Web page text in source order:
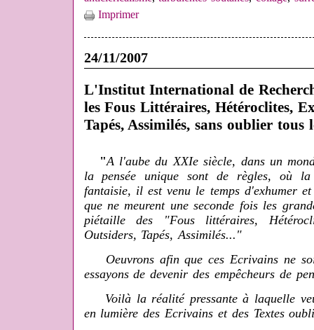
Imprimer
24/11/2007
L'Institut International de
les Fous Littéraires, Hétéroclites,
Tapés, Assimilés, sans oublier tous
"A l'aube du XXIe siècle, dans un
la pensée unique sont de règles, où
fantaisie, il est venu le temps d'exhumer
que ne meurent une seconde fois les
piétaille des "Fous littéraires,
Outsiders, Tapés, Assimilés..."
Oeuvrons afin que ces Ecrivains ne
essayons de devenir des empêcheurs de
Voilà la réalité pressante à laquelle
en lumière des Ecrivains et des Textes